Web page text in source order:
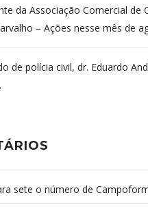
da Associação Comercial de
– Ações nesse mês de
de polícia civil, dr. Eduardo
sete o número de